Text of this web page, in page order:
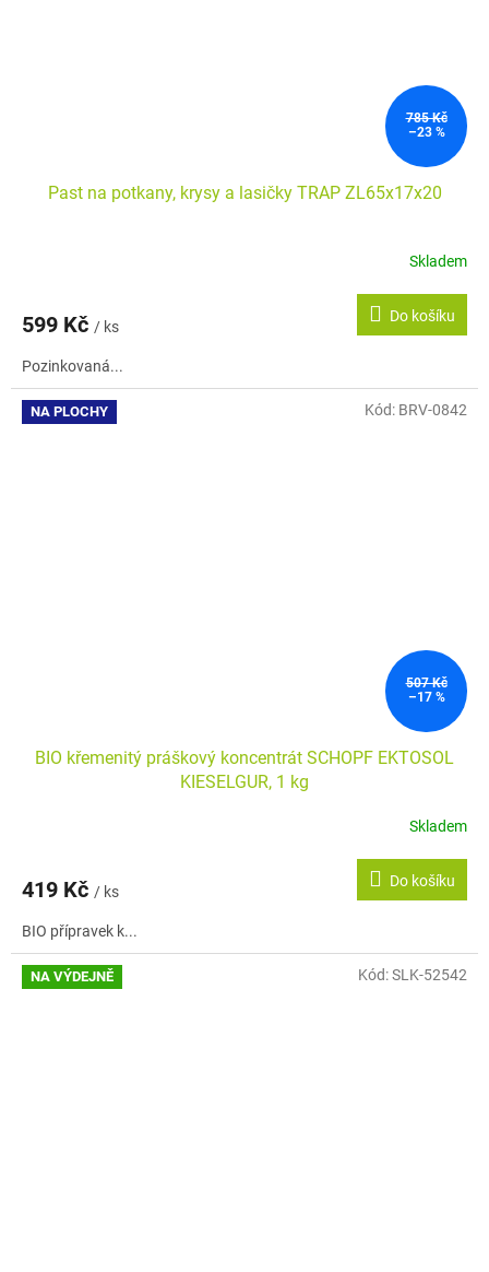
785 Kč
–23 %
Past na potkany, krysy a lasičky TRAP ZL65x17x20
je
z
5
hvězdiček.
Skladem
599 Kč / ks
Do košíku
Pozinkovaná...
NA PLOCHY
507 Kč
–17 %
BIO křemenitý práškový koncentrát SCHOPF EKTOSOL
KIESELGUR, 1 kg
Skladem
419 Kč / ks
Do košíku
BIO přípravek k...
Kód: BRV-0842
NA VÝDEJNĚ Kód:SLK-52542